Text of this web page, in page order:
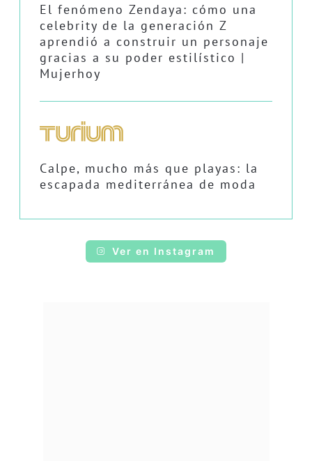
El fenómeno Zendaya: cómo una
celebrity de la generación Z
aprendió a construir un personaje
gracias a su poder estilístico |
Mujerhoy
Calpe, mucho más que playas: la
escapada mediterránea de moda
Ver en Instagram